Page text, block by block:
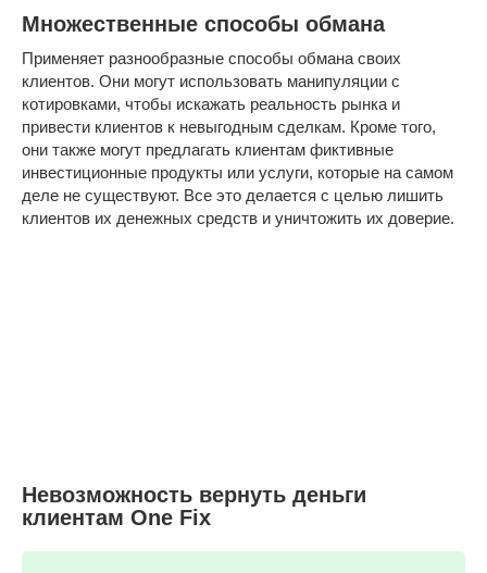
Множественные способы обмана
Применяет разнообразные способы обмана своих
клиентов. Они могут использовать манипуляции с
котировками, чтобы искажать реальность рынка и
привести клиентов к невыгодным сделкам. Кроме того,
они также могут предлагать клиентам фиктивные
инвестиционные продукты или услуги, которые на самом
деле не существуют. Все это делается с целью лишить
клиентов их денежных средств и уничтожить их доверие.
Невозможность вернуть деньги
клиентам One Fix